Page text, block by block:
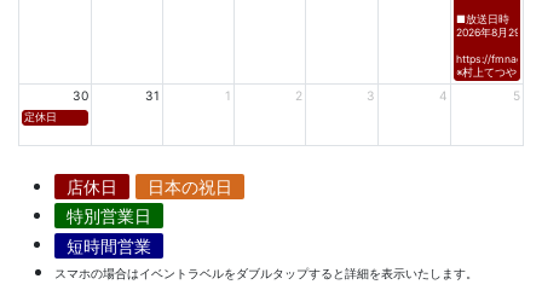
■放送日時
2026年8月29日(
https://
※村上てつや、酒
30 31 1 2 3 4 5
定休日
店休日
日本の祝日
特別営業日
短時間営業
スマホの場合はイベントラベルをダブルタップすると詳細を表示いたします。